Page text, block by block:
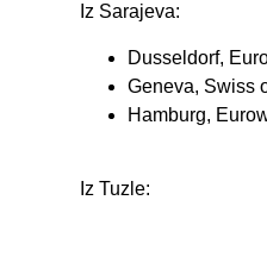
Iz Sarajeva:
Dusseldorf,
Geneva, Swiss
Hamburg,
Iz Tuzle: